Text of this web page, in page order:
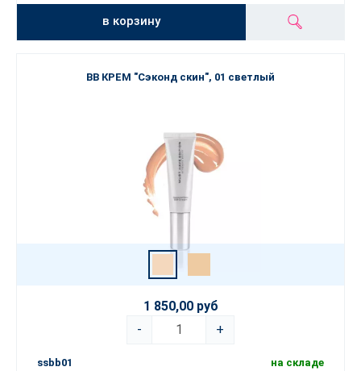
в корзину
BB КРЕМ "Сэконд скин", 01 светлый
1 850,00 руб
-
+
ssbb01 на складе